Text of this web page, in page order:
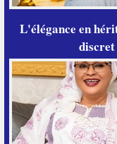
L'élégance en
discret